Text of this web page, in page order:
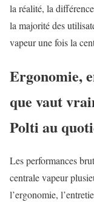
la réalité, la
la majorité des
vapeur une fois la
Ergonomie,
que vaut
Polti au
Les performances
centrale vapeur
l’ergonomie,